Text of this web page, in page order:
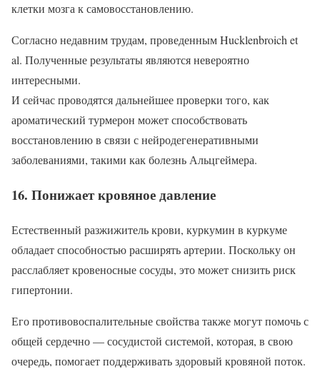
клетки мозга к самовосстановлению.
Согласно недавним трудам, проведенным Hucklenbroich et
al. Полученные результаты являются невероятно
интересными.
И сейчас проводятся дальнейшее проверки того, как
ароматический турмерон может способствовать
восстановлению в связи с нейродегенеративными
заболеваниями, такими как болезнь Альцгеймера.
16. Понижает кровяное давление
Естественный разжижитель крови, куркумин в куркуме
обладает способностью расширять артерии. Поскольку он
расслабляет кровеносные сосуды, это может снизить риск
гипертонии.
Его противовоспалительные свойства также могут помочь с
общей сердечно — сосудистой системой, которая, в свою
очередь, помогает поддерживать здоровый кровяной поток.